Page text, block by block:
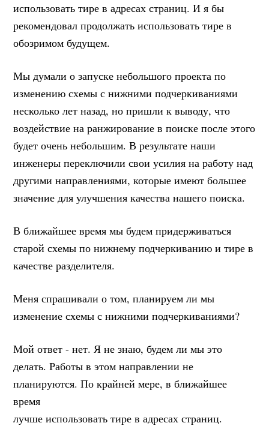
использовать тире в адресах страниц. И я бы
рекомендовал продолжать использовать тире в
обозримом будущем.
Мы думали о запуске небольшого проекта по
изменению схемы с нижними подчеркиваниями
несколько лет назад, но пришли к выводу, что
воздействие на ранжирование в поиске после этого
будет очень небольшим. В результате наши
инженеры переключили свои усилия на работу над
другими направлениями, которые имеют большее
значение для улучшения качества нашего поиска.
В ближайшее время мы будем придерживаться
старой схемы по нижнему подчеркиванию и тире в
качестве разделителя.
Меня спрашивали о том, планируем ли мы
изменение схемы с нижними подчеркиваниями?
Мой ответ - нет. Я не знаю, будем ли мы это
делать. Работы в этом направлении не
планируются. По крайней мере, в ближайшее
время
лучше использовать тире в адресах страниц.